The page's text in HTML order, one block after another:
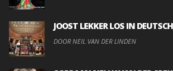
JOOST LEKKER LOS IN
DOOR NEIL VAN DER LINDEN